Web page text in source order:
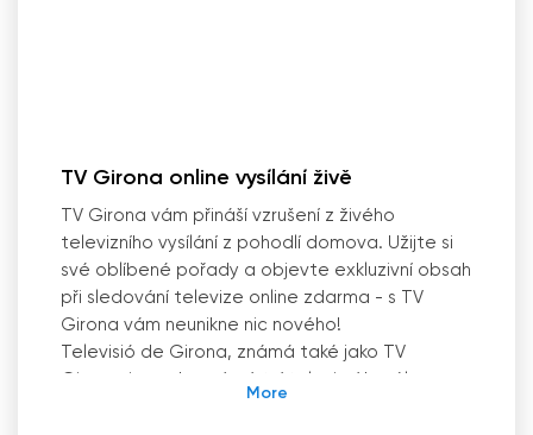
TV Girona online vysílání živě
TV Girona vám přináší vzrušení z živého
televizního vysílání z pohodlí domova. Užijte si
své oblíbené pořady a objevte exkluzivní obsah
při sledování televize online zdarma - s TV
Girona vám neunikne nic nového!
Televisió de Girona, známá také jako TV